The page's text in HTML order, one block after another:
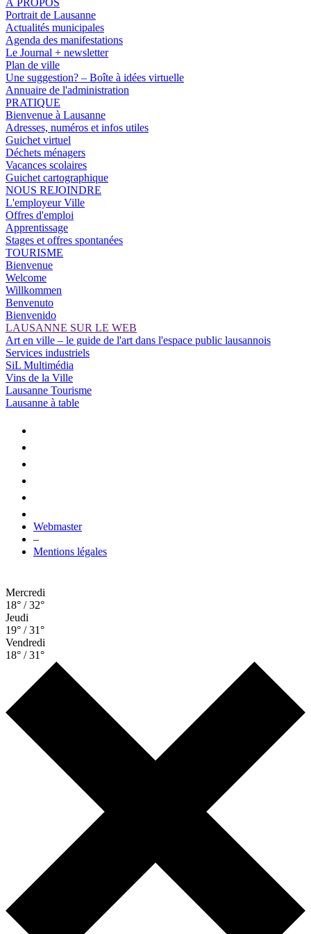
À PROPOS
Portrait de Lausanne
Actualités municipales
Agenda des manifestations
Le Journal + newsletter
Plan de ville
Une suggestion? – Boîte à idées virtuelle
Annuaire de l'administration
PRATIQUE
Bienvenue à Lausanne
Adresses, numéros et infos utiles
Guichet virtuel
Déchets ménagers
Vacances scolaires
Guichet cartographique
NOUS REJOINDRE
L'employeur Ville
Offres d'emploi
Apprentissage
Stages et offres spontanées
TOURISME
Bienvenue
Welcome
Willkommen
Benvenuto
Bienvenido
LAUSANNE SUR LE WEB
Art en ville – le guide de l'art dans l'espace public lausannois
Services industriels
SiL Multimédia
Vins de la Ville
Lausanne Tourisme
Lausanne à table
Webmaster
–
Mentions légales
Mercredi
18° / 32°
Jeudi
19° / 31°
Vendredi
18° / 31°